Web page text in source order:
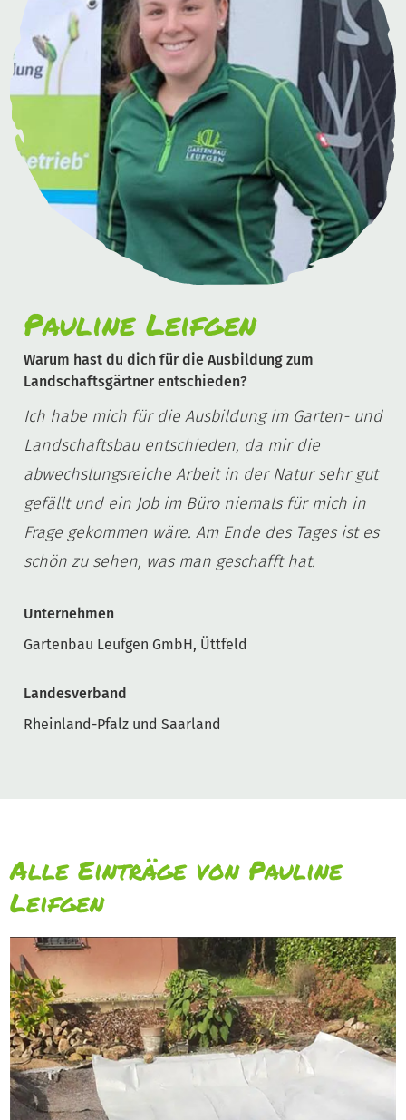
Pauline Leifgen
Warum hast du dich für die Ausbildung zum
Landschaftsgärtner entschieden?
Ich habe mich für die Ausbildung im Garten- und
Landschaftsbau entschieden, da mir die
abwechslungsreiche Arbeit in der Natur sehr gut
gefällt und ein Job im Büro niemals für mich in
Frage gekommen wäre. Am Ende des Tages ist es
schön zu sehen, was man geschafft hat.
Unternehmen
Gartenbau Leufgen GmbH, Üttfeld
Landesverband
Rheinland-Pfalz und Saarland
Alle Einträge von Pauline
Leifgen